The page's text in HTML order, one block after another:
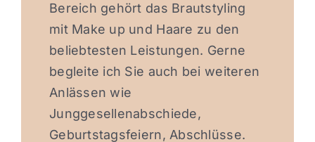
Bereich gehört das Brautstyling
mit Make up und Haare zu den
beliebtesten Leistungen. Gerne
begleite ich Sie auch bei weiteren
Anlässen wie
Junggesellenabschiede,
Geburtstagsfeiern, Abschlüsse.